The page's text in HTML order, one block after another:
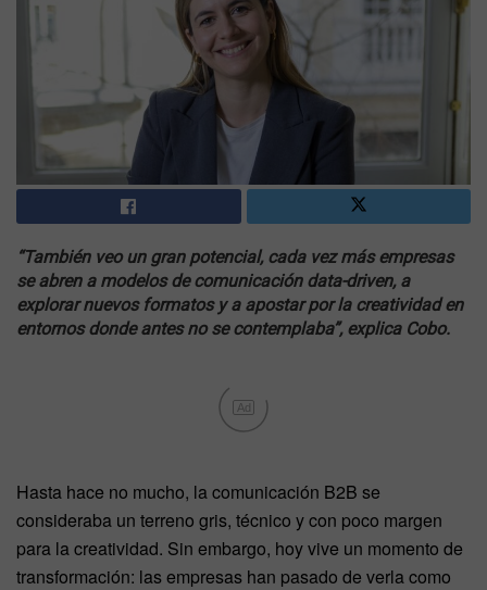
“También veo un gran potencial, cada vez más empresas
se abren a modelos de comunicación data-driven, a
explorar nuevos formatos y a apostar por la creatividad en
entornos donde antes no se contemplaba”, explica Cobo.
Ad
Hasta hace no mucho, la comunicación B2B se
consideraba un terreno gris, técnico y con poco margen
para la creatividad. Sin embargo, hoy vive un momento de
transformación: las empresas han pasado de verla como